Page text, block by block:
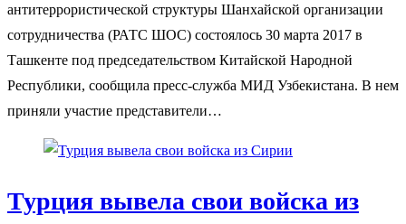
антитеррористической структуры Шанхайской организации
сотрудничества (РАТС ШОС) состоялось 30 марта 2017 в
Ташкенте под председательством Китайской Народной
Республики, сообщила пресс-служба МИД Узбекистана. В нем
приняли участие представители…
Турция вывела свои войска из